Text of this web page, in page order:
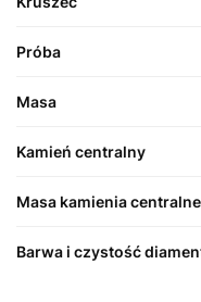
Próba
Masa
Kamień centralny
Masa kamienia
Barwa i czystość